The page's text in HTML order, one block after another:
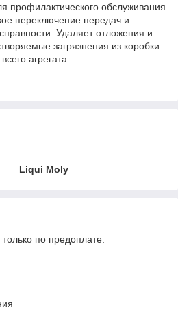
профилактического обслуживания
переключение передач и
Удаляет отложения и
загрязнения из коробки.
агрегата.
Liqui Moly
по предоплате.